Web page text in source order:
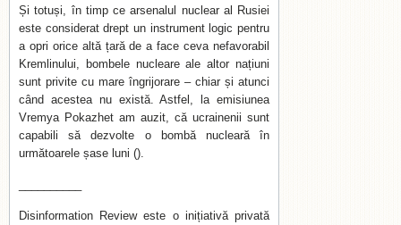
Și totuși, în timp ce arsenalul nuclear al Rusiei
este considerat drept un instrument logic pentru
a opri orice altă țară de a face ceva nefavorabil
Kremlinului, bombele nucleare ale altor națiuni
sunt privite cu mare îngrijorare – chiar și atunci
când acestea nu există. Astfel, la emisiunea
Vremya Pokazhet am auzit, că ucrainenii sunt
capabili să dezvolte o bombă nucleară în
următoarele șase luni ().
Disinformation Review este o inițiativă privată